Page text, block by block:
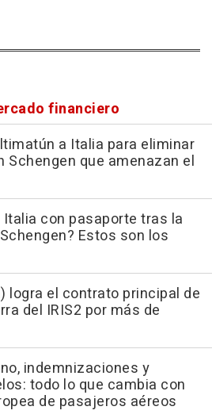
financiero
a Italia para eliminar
Schengen que amenazan el
Italia con pasaporte tras la
Estos son los
logra el contrato principal de
del IRIS2 por más de
indemnizaciones y
todo lo que cambia con
de pasajeros aéreos